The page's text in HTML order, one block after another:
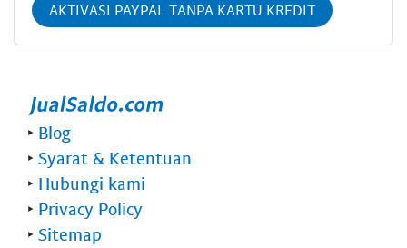
AKTIVASI PAYPAL TANPA KARTU KREDIT
‣ Blog
‣ Syarat & Ketentuan
‣ Hubungi kami
‣ Privacy Policy
‣ Sitemap